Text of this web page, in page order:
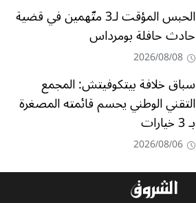
الحبس المؤقت لـ3 متّهمين في قضية
حادث حافلة بومرداس
2026/08/08
سباق خلافة بيتكوفيتش: المجمع
التقني الوطني يحسم قائمته المصغرة
بـ 3 خيارات
2026/08/06